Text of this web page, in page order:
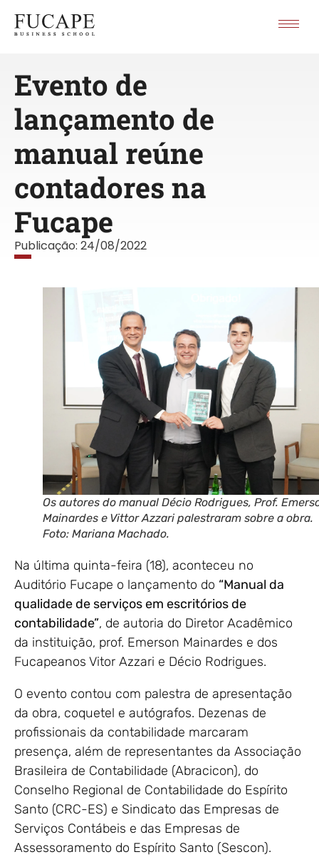
Evento de
lançamento de
manual reúne
contadores na
Fucape
Publicação: 24/08/2022
Os autores do manual Décio Rodrigues, Prof.
Mainardes e Vittor Azzari palestraram sobre a obra.
Foto: Mariana Machado.
Na última quinta-feira (18), aconteceu no
Auditório Fucape o lançamento do “Manual da
qualidade de serviços em escritórios de
contabilidade”, de autoria do Diretor Acadêmico
da instituição, prof. Emerson Mainardes e dos
Fucapeanos Vitor Azzari e Décio Rodrigues.
O evento contou com palestra de apresentação
da obra, coquetel e autógrafos. Dezenas de
profissionais da contabilidade marcaram
presença, além de representantes da Associação
Brasileira de Contabilidade (Abracicon), do
Conselho Regional de Contabilidade do Espírito
Santo (CRC-ES) e Sindicato das Empresas de
Serviços Contábeis e das Empresas de
Assessoramento do Espírito Santo (Sescon).